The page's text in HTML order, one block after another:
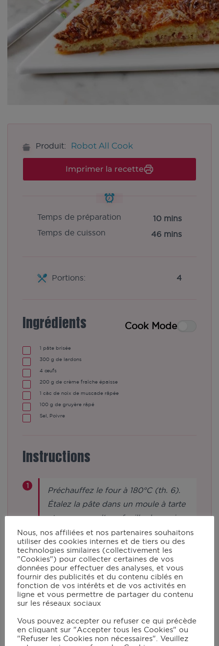
Produit: Robot All Cook
Imprimer la recette
Temps de préparation
10 mins
Temps de cuisson
46 mins
Portions: 4
Ingrédients Cook Mode
1 pâte brisée
300 g de lardons
4 œufs
200 g de crème fraîche épaisse
1 càc de noix de muscade râpée
100 g de gruyère râpé
Sel, Poivre
Instructions
Préchauffez le four à 180°C (th. 6).
Étalez la pâte dans un moule à tarte
et recouvrez d'une feuille de papier
cuisson contenant des légumes
secs. Enfourner 10min. Laisser
refroidir.
Dans le robot muni du mélangeur,
mettez les lardons et lancez le
programme mijoté P1 à 130°C pour
5min. Débarrassez les lardons sur le
Nous, nos affiliées et nos partenaires souhaitons
utiliser des cookies internes et de tiers ou des
technologies similaires (collectivement les
"Cookies") pour collecter certaines de vos
données pour effectuer des analyses, et vous
fournir des publicités et du contenu ciblés en
fonction de vos intérêts et de vos activités en
ligne et vous permettre de partager du contenu
sur les réseaux sociaux
Vous pouvez accepter ou refuser ce qui précède
en cliquant sur "Accepter tous les Cookies" ou
"Refuser les Cookies non nécessaires". Veuillez